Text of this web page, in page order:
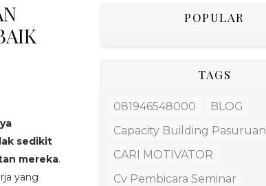
sedikit
mereka.
yang
POPULAR
TAGS
081946548000
BLOG
Capacity Building Pasuruan
CARI MOTIVATOR
Cv Pembicara Seminar